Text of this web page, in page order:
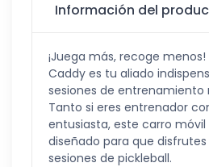
Información del
¡Juega más, recoge menos!
Caddy es tu aliado
sesiones de entrenamiento
Tanto si eres entrenador
entusiasta, este carro
diseñado para que
sesiones de pickleball.